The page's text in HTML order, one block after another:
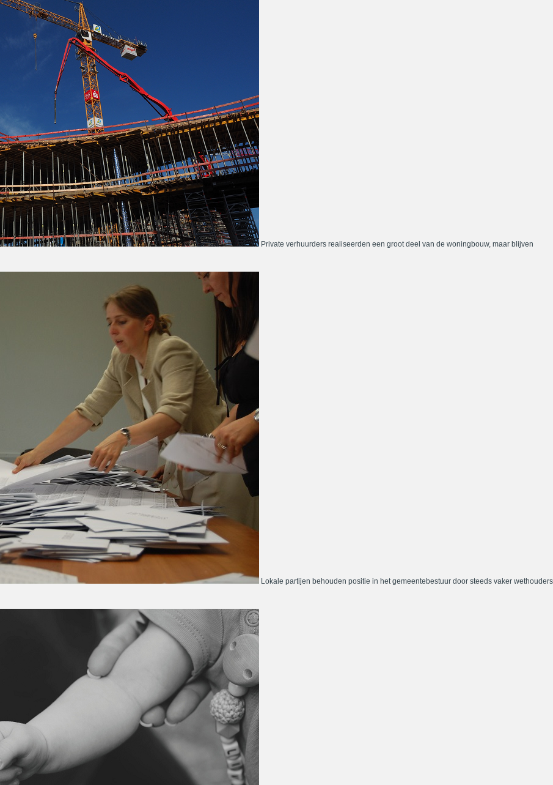
Private verhuurders realiseerden een groot deel van de woningbouw, maar blijven
Lokale partijen behouden positie in het gemeentebestuur door steeds vaker wethouders